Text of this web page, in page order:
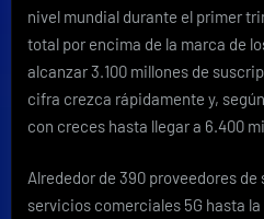
nivel mundial durante el primer
total por encima de la marca de
alcanzar 3.100 millones de
cifra crezca rápidamente y,
con creces hasta llegar a 6.400
Alrededor de 390 proveedores
servicios comerciales 5G hasta